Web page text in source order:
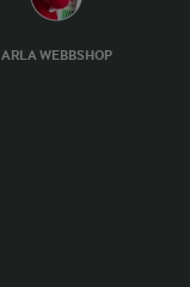
ARLA WEBBSHOP